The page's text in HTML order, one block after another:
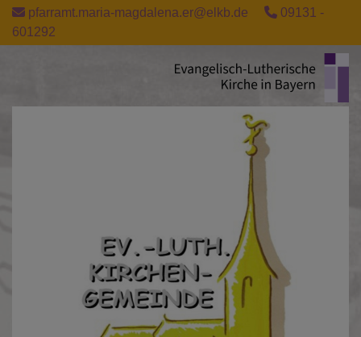
Direkt
zum
Inhalt
pfarramt.maria-magdalena.er@elkb.de
09131 -
601292